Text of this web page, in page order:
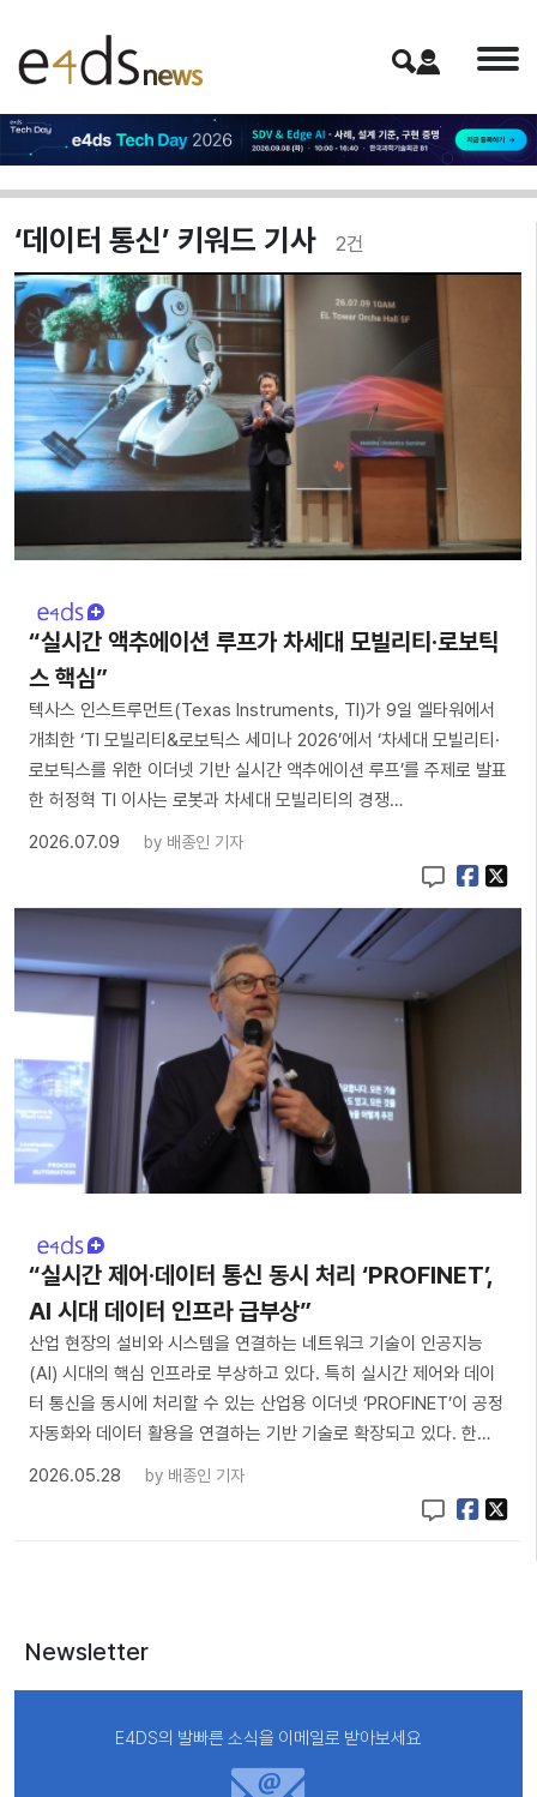
‘데이터 통신’ 키워드 기사 2건
“실시간 액추에이션 루프가 차세대 모빌리티·로보틱
스 핵심”
텍사스 인스트루먼트(Texas Instruments, TI)가 9일 엘타워에서
개최한 ‘TI 모빌리티&로보틱스 세미나 2026’에서 ‘차세대 모빌리티·
로보틱스를 위한 이더넷 기반 실시간 액추에이션 루프’를 주제로 발표
한 허정혁 TI 이사는 로봇과 차세대 모빌리티의 경쟁…
2026.07.09
by 배종인 기자
“실시간 제어·데이터 통신 동시 처리 ‘PROFINET’,
AI 시대 데이터 인프라 급부상”
산업 현장의 설비와 시스템을 연결하는 네트워크 기술이 인공지능
(AI) 시대의 핵심 인프라로 부상하고 있다. 특히 실시간 제어와 데이
터 통신을 동시에 처리할 수 있는 산업용 이더넷 ‘PROFINET’이 공정
자동화와 데이터 활용을 연결하는 기반 기술로 확장되고 있다. 한…
2026.05.28
by 배종인 기자
Newsletter
E4DS의 발빠른 소식을 이메일로 받아보세요